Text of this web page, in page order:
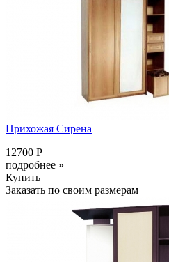
Прихожая Сирена
12700 Р
подробнее »
Купить
Заказать по своим размерам